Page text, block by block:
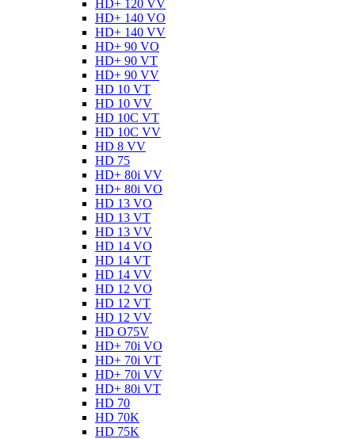
HD+ 120 VV
HD+ 140 VO
HD+ 140 VV
HD+ 90 VO
HD+ 90 VT
HD+ 90 VV
HD 10 VT
HD 10 VV
HD 10C VT
HD 10C VV
HD 8 VV
HD 75
HD+ 80i VV
HD+ 80i VO
HD 13 VO
HD 13 VT
HD 13 VV
HD 14 VO
HD 14 VT
HD 14 VV
HD 12 VO
HD 12 VT
HD 12 VV
HD O75V
HD+ 70i VO
HD+ 70i VT
HD+ 70i VV
HD+ 80i VT
HD 70
HD 70K
HD 75K